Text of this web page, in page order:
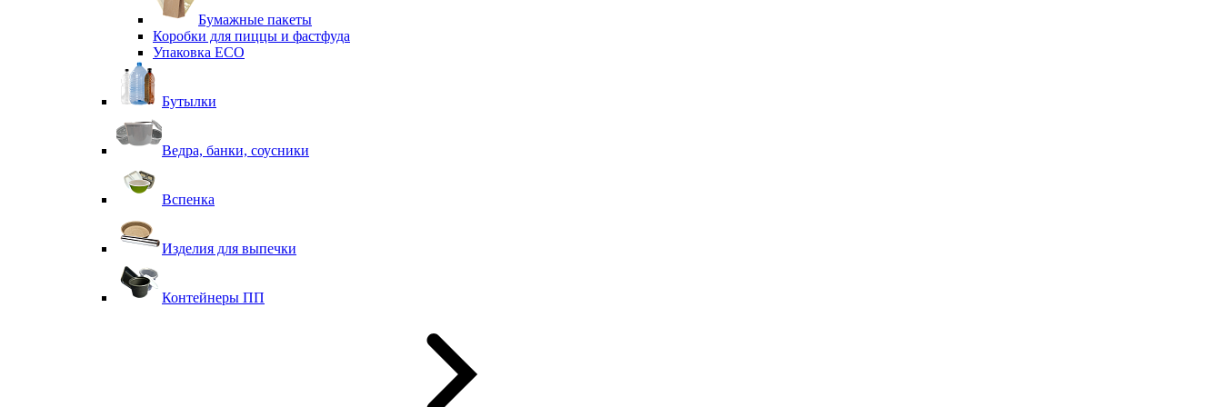
Бумажные пакеты
Коробки для пиццы и фастфуда
Упаковка ECO
Бутылки
Ведра, банки, соусники
Вспенка
Изделия для выпечки
Контейнеры ПП